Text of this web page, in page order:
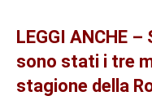
LEGGI ANCHE –
sono stati i tre
stagione della